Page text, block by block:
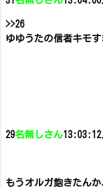
>>26
ゆゆうたの信者キモす
29名無しさん
もうオルガ飽きたん